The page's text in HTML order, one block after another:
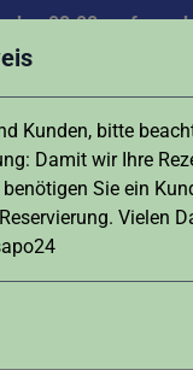
Kunden, bitte
Damit wir Ihre
Sie ein
Vielen
08.08.